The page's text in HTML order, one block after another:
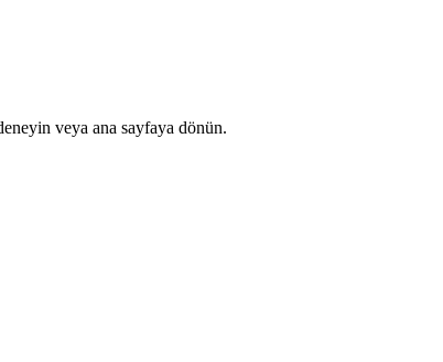
veya ana sayfaya dönün.